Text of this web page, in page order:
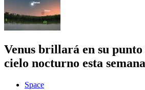
Venus brillará en su punto
cielo nocturno esta
Space